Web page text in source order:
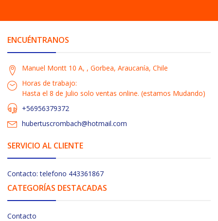
ENCUÉNTRANOS
Manuel Montt 10 A, , Gorbea, Araucanía, Chile
Horas de trabajo:
Hasta el 8 de Julio solo ventas online. (estamos Mudando)
+56956379372
hubertuscrombach@hotmail.com
SERVICIO AL CLIENTE
Contacto: telefono 443361867
CATEGORÍAS DESTACADAS
Contacto